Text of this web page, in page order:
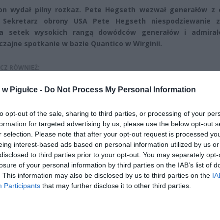
Pigułce - Do Not Process My Personal Information
opt-out of the sale, sharing to third parties, or processing of your
for targeted advertising by us, please use the below opt-out
selection. Please note that after your opt-out request is processed
interest-based ads based on personal information utilized by us
to third parties prior to your opt-out. You may separately
of your personal information by third parties on the IAB’s list of
This information may also be disclosed by us to third parties on the
Participants that may further disclose it to other third parties.
wydał pilny rozkaz. Pete Hegseth wezwał generałów z
obrony USA Pete Hegseth niespodziewanie
setek wysokich rangą dowódców generałów i
spotkanie w bazie Quantico w Wirginii.
RÓWNIEŻ:
nastąpił zwrot w sprawie
3600 zł miesięcznie zamiast 800+. Nowa propozycja dla
dzieci do 3. roku życia
2026 19:29